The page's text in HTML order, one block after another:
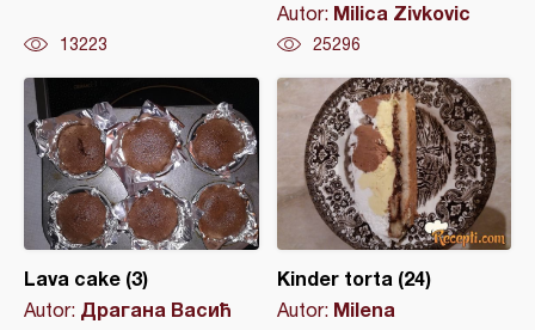
13223
Autor: Milica Zivkovic
25296
Lava cake (3)
Autor: Драгана Васић
Kinder torta (24)
Autor: Milena